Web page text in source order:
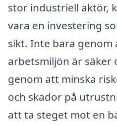
stor industriell aktör,
vara en investering
sikt. Inte bara genom
arbetsmiljön är säker
genom att minska
och skador på
att ta steget mot en